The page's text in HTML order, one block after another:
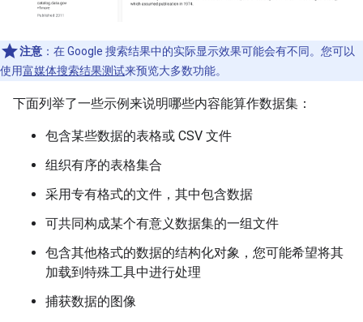
注意 ：在 Google 搜索结果中的实际显示效果可能会有不同。您可以
使用富媒体搜索结果测试来预览大多数功能。
下面列举了一些示例来说明哪些内容能算作数据集：
包含某些数据的表格或 CSV 文件
组织有序的表格集合
采用专有格式的文件，其中包含数据
可共同构成某个有意义数据集的一组文件
包含其他格式的数据的结构化对象，您可能希望将其
加载到特殊工具中进行处理
捕获数据的图像